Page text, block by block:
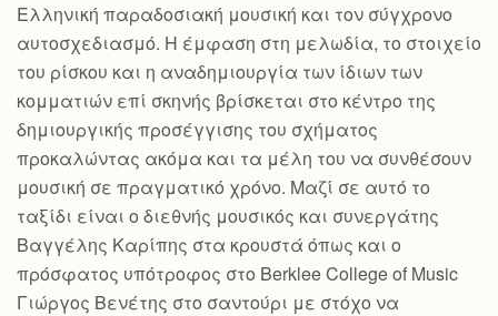
Ελληνική παραδοσιακή μουσική και τον σύγχρονο
αυτοσχεδιασμό. Η έμφαση στη μελωδία, το στοιχείο
του ρίσκου και η αναδημιουργία των ίδιων των
κομματιών επί σκηνής βρίσκεται στο κέντρο της
δημιουργικής προσέγγισης του σχήματος
προκαλώντας ακόμα και τα μέλη του να συνθέσουν
μουσική σε πραγματικό χρόνο. Μαζί σε αυτό το
ταξίδι είναι ο διεθνής μουσικός και συνεργάτης
Βαγγέλης Καρίπης στα κρουστά όπως και ο
πρόσφατος υπότροφος στο Berklee College of Music
Γιώργος Βενέτης στο σαντούρι με στόχο να